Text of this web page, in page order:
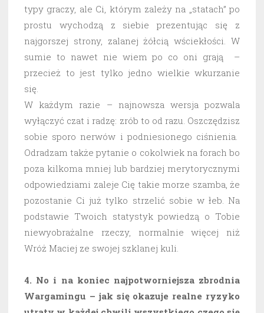
typy graczy, ale Ci, którym zależy na „statach” po
prostu wychodzą z siebie prezentując się z
najgorszej strony, zalanej żółcią wściekłości. W
sumie to nawet nie wiem po co oni grają –
przecież to jest tylko jedno wielkie wkurzanie
się.
W każdym razie – najnowsza wersja pozwala
wyłączyć czat i radzę: zrób to od razu. Oszczędzisz
sobie sporo nerwów i podniesionego ciśnienia.
Odradzam także pytanie o cokolwiek na forach bo
poza kilkoma mniej lub bardziej merytorycznymi
odpowiedziami zaleje Cię takie morze szamba, że
pozostanie Ci już tylko strzelić sobie w łeb. Na
podstawie Twoich statystyk powiedzą o Tobie
niewyobrażalne rzeczy, normalnie więcej niż
Wróż Maciej ze swojej szklanej kuli.
4. No i na koniec najpotworniejsza zbrodnia
Wargamingu – jak się okazuje realne ryzyko